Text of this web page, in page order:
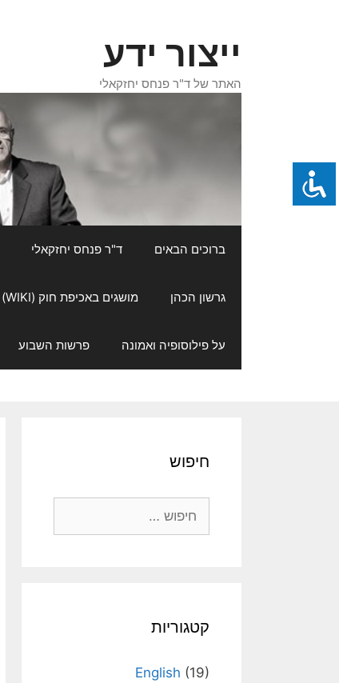
ייצור ידע
האתר של ד"ר פנחס יחזקאלי
ברוכים הבאים ד"ר פנחס יחזקאלי
גרשון הכהן מושגים באכיפת חוק (WIKI)
על פילוסופיה ואמונה פרשות השבוע
חיפוש
קטגוריות
English (19)